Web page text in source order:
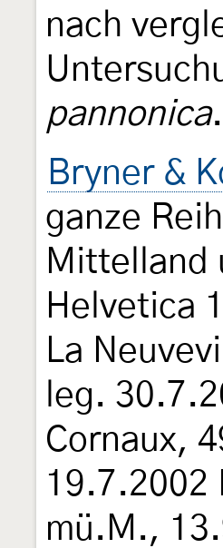
nach
pannonica
Bryner &
ganze
Mittelland
Helvetica
La
leg.
Cornaux,
19.7.2002
mü.M.,